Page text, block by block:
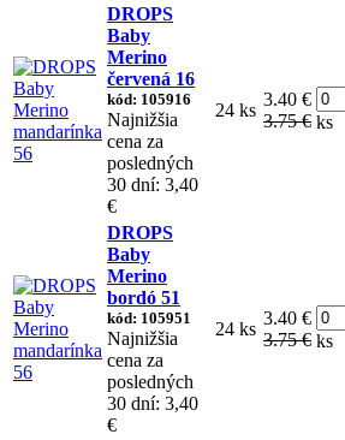
DROPS
Baby
Merino
červená 16
kód: 105916
Najnižšia
cena za
posledných
30 dní: 3,40
€
24 ks
3.40 €
3.75 € ks
DROPS
Baby
Merino
bordó 51
kód: 105951
Najnižšia
cena za
posledných
30 dní: 3,40
€
24 ks
3.40 €
3.75 € ks